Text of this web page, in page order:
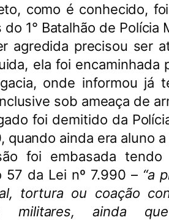
como é conhecido,
do 1° Batalhão de Polícia
agredida precisou ser
ela foi encaminhada
onde informou já
sob ameaça de
foi demitido da
quando ainda era aluno
foi embasada
57 da Lei nº 7.990 – “a
tortura ou coação
militares, ainda